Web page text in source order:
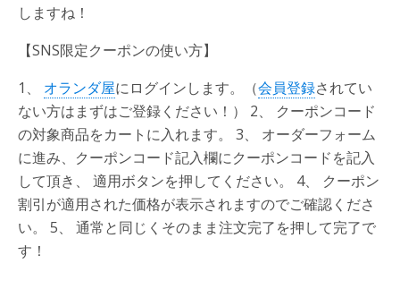
しますね！
【SNS限定クーポンの使い方】
1、 オランダ屋にログインします。（会員登録されてい
ない方はまずはご登録ください！） 2、 クーポンコード
の対象商品をカートに入れます。 3、 オーダーフォーム
に進み、クーポンコード記入欄にクーポンコードを記入
して頂き、 適用ボタンを押してください。 4、 クーポン
割引が適用された価格が表示されますのでご確認くださ
い。 5、 通常と同じくそのまま注文完了を押して完了で
す！